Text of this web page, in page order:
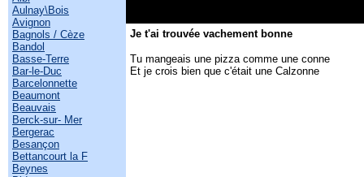
Aulnay\Bois
Avignon
Bagnols / Cèze
Bandol
Basse-Terre
Bar-le-Duc
Barcelonnette
Beaumont
Beauvais
Berck-sur- Mer
Bergerac
Besançon
Bettancourt la F
Beynes
Je t'ai trouvée vachement bonne
Tu mangeais une pizza comme une conne
Et je crois bien que c'était une Calzonne